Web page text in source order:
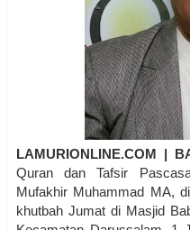
LAMURIONLINE.COM |
Quran dan Tafsir
Mufakhir Muhammad MA,
khutbah Jumat di Masjid